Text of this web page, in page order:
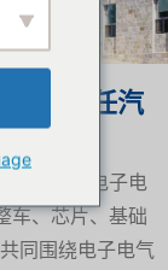
睿驰担任汽
单位
的“汽车电子电
车、芯片、基础
同围绕电子电气